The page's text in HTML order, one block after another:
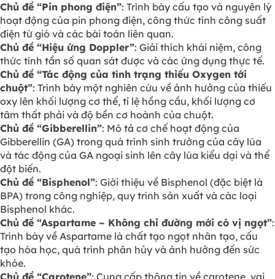
Chủ đề “Pin phong điện”: Trình bày cấu tạo và nguyên lý
hoạt động của pin phong điện, công thức tính công suất
điện từ gió và các bài toán liên quan.
Chủ đề “Hiệu ứng Doppler”: Giải thích khái niệm, công
thức tính tần số quan sát được và các ứng dụng thực tế.
Chủ đề “Tác động của tình trạng thiếu Oxygen tới
chuột”: Trình bày một nghiên cứu về ảnh hưởng của thiếu
oxy lên khối lượng cơ thể, tỉ lệ hồng cầu, khối lượng cơ
tâm thất phải và độ bền cơ hoành của chuột.
Chủ đề “Gibberellin”: Mô tả cơ chế hoạt động của
Gibberellin (GA) trong quá trình sinh trưởng của cây lúa
và tác động của GA ngoại sinh lên cây lúa kiểu dại và thể
đột biến.
Chủ đề “Bisphenol”: Giới thiệu về Bisphenol (đặc biệt là
BPA) trong công nghiệp, quy trình sản xuất và các loại
Bisphenol khác.
Chủ đề “Aspartame – Không chỉ đường mới có vị ngọt”:
Trình bày về Aspartame là chất tạo ngọt nhân tạo, cấu
tạo hóa học, quá trình phân hủy và ảnh hưởng đến sức
khỏe.
Chủ đề “Carotene”: Cung cấp thông tin về carotene, vai